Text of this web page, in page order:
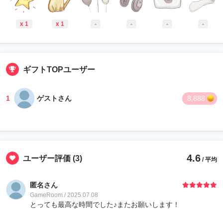
x 1 x 1 - - - -
ギフトTOPユーザー
1 ゲストさん 8,888
ユーザー評価 (3) 4.6 / 平均
匿名さん
GameRoom / 2025.07.08
とっても最高な時間でした♪またお願いします！